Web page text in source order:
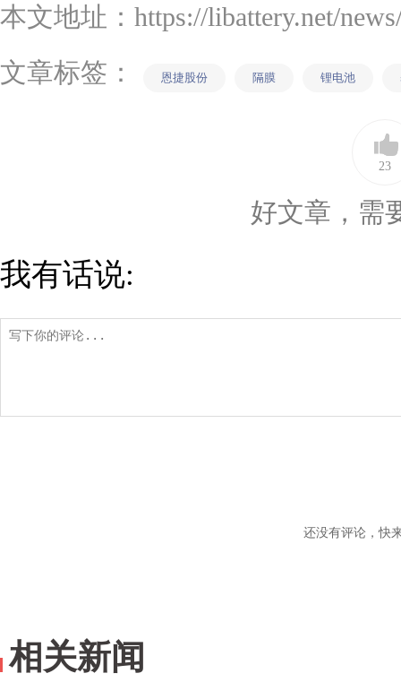
本文地址：https://libattery.net/
文章标签：
恩捷股份 隔膜 锂电池
23
好文章，需
我有话说:
还没有评论，快
相关新闻